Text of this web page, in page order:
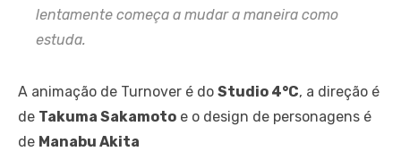
lentamente começa a mudar a maneira como
estuda.
A animação de Turnover é do Studio 4°C, a direção é
de Takuma Sakamoto e o design de personagens é
de Manabu Akita